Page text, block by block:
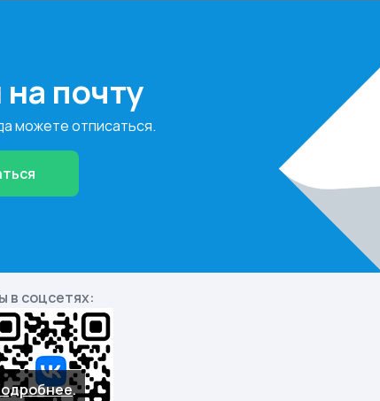
почту
можете отписаться.
в соцсетях:
.